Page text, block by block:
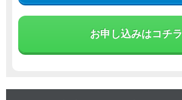
お申し込みはコチラ